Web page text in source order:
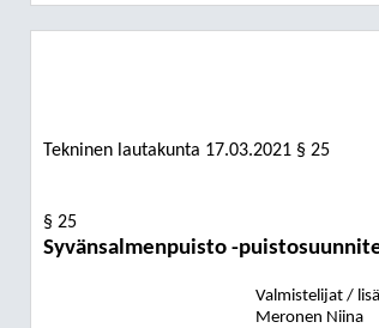
Tekninen lautakunta 17.03.2021 § 25
§ 25
Syvänsalmenpuisto -
Valmistelijat /
Meronen Niina